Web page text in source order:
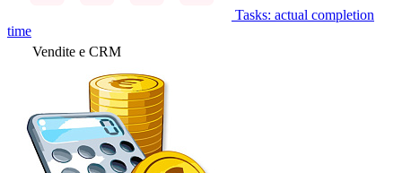
Tasks: actual completion
time
Vendite e CRM